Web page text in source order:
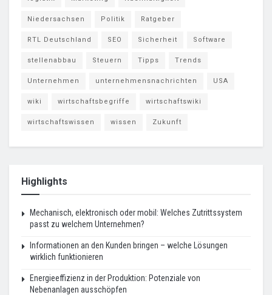
Niedersachsen Politik Ratgeber
RTL Deutschland SEO Sicherheit Software
stellenabbau Steuern Tipps Trends
Unternehmen unternehmensnachrichten USA
wiki wirtschaftsbegriffe wirtschaftswiki
wirtschaftswissen wissen Zukunft
Highlights
Mechanisch, elektronisch oder mobil: Welches Zutrittssystem
passt zu welchem Unternehmen?
Informationen an den Kunden bringen – welche Lösungen
wirklich funktionieren
Energieeffizienz in der Produktion: Potenziale von
Nebenanlagen ausschöpfen